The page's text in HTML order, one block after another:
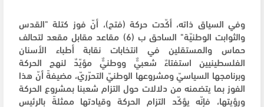
وفي السياق ذاته، أكّدت حركة (فتح)، أنّ فوز كتلة "القدس
والثوابت الوطنيّة" الساحق ب (6) مقاعد مقابل مقعد لتحالف
حماس والمستقلين في انتخابات نقابة أطباء الأسنان
الفلسطينيين استفتاءٌ شعبيٌّ ووطنيٌّ مؤيّدٌ لنهج الحركة
وبرنامجها السياسيّ ومشروعها الوطنيّ التحرّريّ، مضيفةً أنّ هذا
الفوز بما يتضمنه من دلالات حول التزام شعبنا بمشروع الحركة
ورؤيتها، فإنّه يؤكّد التزام الحركة وقيادتها ممثلةً بالرئيس